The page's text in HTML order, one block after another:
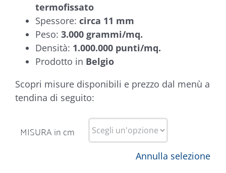
termofissato
Spessore: circa 11 mm
Peso: 3.000 grammi/mq.
Densità: 1.000.000 punti/mq.
Prodotto in Belgio
Scopri misure disponibili e prezzo dal menù a
tendina di seguito:
MISURA in cm
Annulla selezione